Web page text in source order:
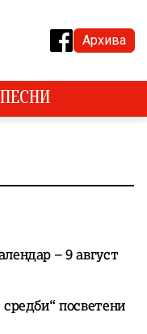
Архива
ПЕСНИ
– 9 август
посветени